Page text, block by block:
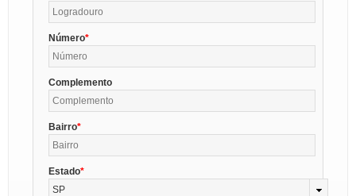
Número
Complemento
Bairro
Estado
SP